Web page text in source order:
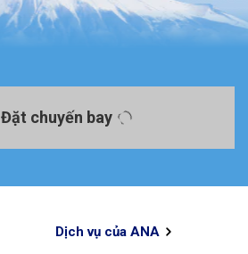
Đặt chuyến bay
Dịch vụ của ANA